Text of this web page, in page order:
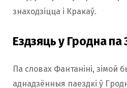
знаходзіцца і Кракаў.
Ездзяць у Гродна па
Па словах Фантаніні, зімой
аднадзённыя паездкі ў